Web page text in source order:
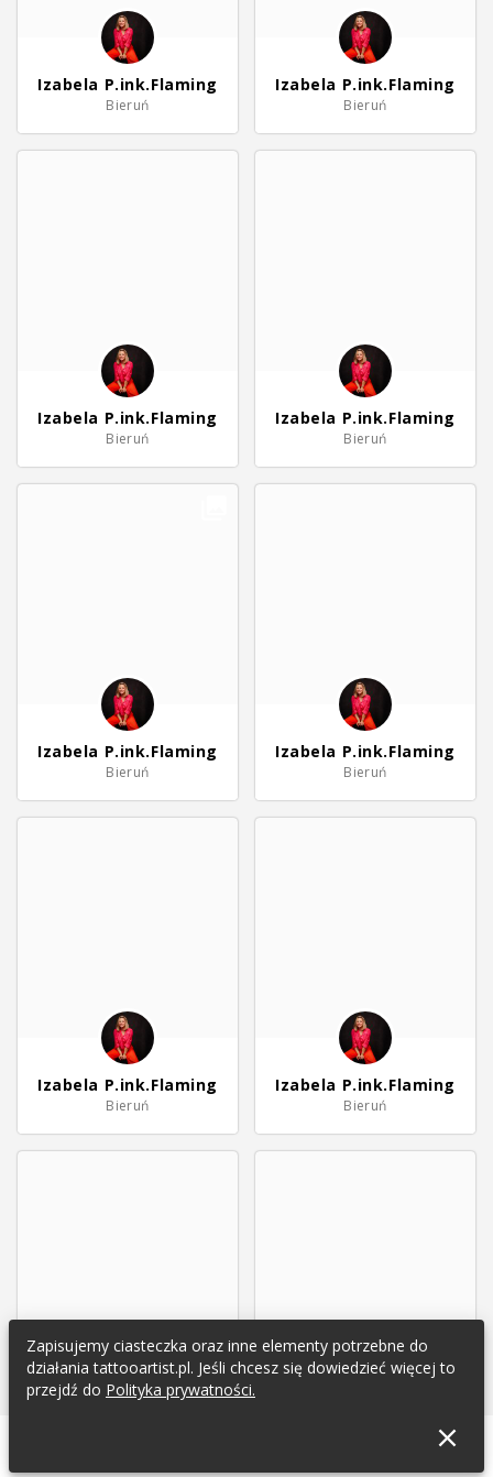
Izabela P.ink.Flaming
Bieruń
Izabela P.ink.Flaming
Bieruń
Izabela P.ink.Flaming
Bieruń
Izabela P.ink.Flaming
Bieruń
Izabela P.ink.Flaming
Bieruń
Izabela P.ink.Flaming
Bieruń
Izabela P.ink.Flaming
Bieruń
Izabela P.ink.Flaming
Bieruń
Zapisujemy ciasteczka oraz inne elementy potrzebne do
działania tattooartist.pl. Jeśli chcesz się dowiedzieć więcej to
przejdź do Polityka prywatności.